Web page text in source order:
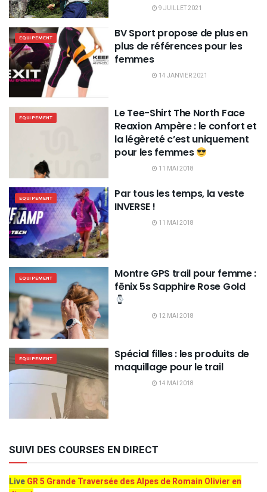
9 JUILLET 2021
EQUIPEMENT
BV Sport propose de plus en
plus de références pour les
femmes
14 JANVIER 2021
EQUIPEMENT
Le Tee-Shirt The North Face
Reaxion Ampère : le confort et
la légèreté c’est uniquement
pour les femmes
11 MAI 2018
EQUIPEMENT
Par tous les temps, la veste
INVERSE !
11 MAI 2018
EQUIPEMENT
Montre GPS trail pour femme :
fēnix 5s Sapphire Rose Gold
12 MAI 2018
EQUIPEMENT
Spécial filles : les produits de
maquillage pour le trail
14 MAI 2018
SUIVI DES COURSES EN DIRECT
LiveGR 5 Grande Traversée des Alpes de Romain Olivier en